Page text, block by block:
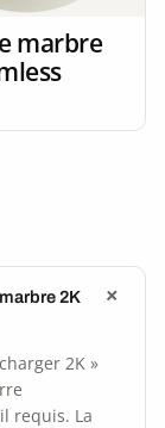
marbre
2K
2K »
requis. La